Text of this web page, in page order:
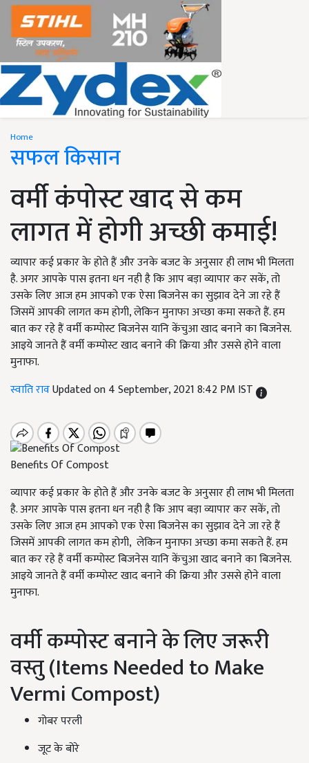
Home
सफल किसान
वर्मी कंपोस्ट खाद से कम
लागत में होगी अच्छी कमाई!
व्यापार कई प्रकार के होते हैं और उनके बजट के अनुसार ही लाभ भी मिलता
है. अगर आपके पास इतना धन नही है कि आप बड़ा व्यापार कर सकें, तो
उसके लिए आज हम आपको एक ऐसा बिजनेस का सुझाव देने जा रहे हैं
जिसमें आपकी लागत कम होगी, लेकिन मुनाफा अच्छा कमा सकते हैं. हम
बात कर रहे हैं वर्मी कम्पोस्ट बिजनेस यानि केंचुआ खाद बनाने का बिजनेस.
आइये जानते हैं वर्मी कम्पोस्ट खाद बनाने की क्रिया और उससे होने वाला
मुनाफा.
स्वाति रावUpdated on 4 September, 2021 8:42 PM IST
Benefits Of Compost
व्यापार कई प्रकार के होते हैं और उनके बजट के अनुसार ही लाभ भी मिलता
है. अगर आपके पास इतना धन नही है कि आप बड़ा व्यापार कर सकें, तो
उसके लिए आज हम आपको एक ऐसा बिजनेस का सुझाव देने जा रहे हैं
जिसमें आपकी लागत कम होगी, लेकिन मुनाफा अच्छा कमा सकते हैं. हम
बात कर रहे हैं वर्मी कम्पोस्ट बिजनेस यानि केंचुआ खाद बनाने का बिजनेस.
आइये जानते हैं वर्मी कम्पोस्ट खाद बनाने की क्रिया और उससे होने वाला
मुनाफा.
वर्मी कम्पोस्ट बनाने के लिए जरूरी
वस्तु (Items Needed to Make
Vermi Compost)
गोबर परली
जूट के बोरे